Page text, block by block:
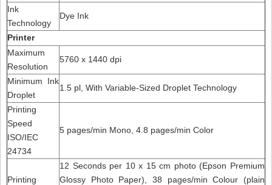
Ink
Technology
Dye Ink
Printer
Maximum
Resolution
5760 x 1440 dpi
Minimum Ink
Droplet
1.5 pl, With Variable-Sized Droplet Technology
Printing
Speed
ISO/IEC
24734
5 pages/min Mono, 4.8 pages/min Color
Printing
12 Seconds per 10 x 15 cm photo (Epson Premium
Glossy Photo Paper), 38 pages/min Colour (plain